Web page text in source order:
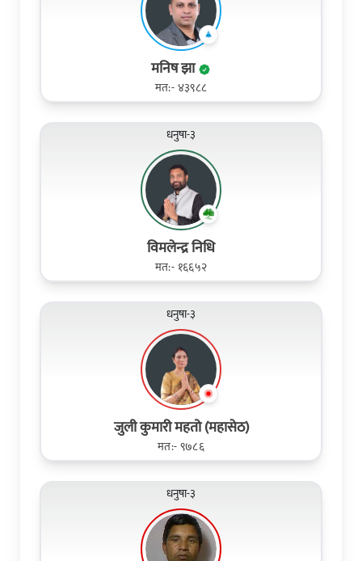
मनिष झा
मत:- ४३९८८
धनुषा-३
विमलेन्द्र निधि
मत:- १६६५२
धनुषा-३
जुली कुमारी महतो (महासेठ)
मत:- ९७८६
धनुषा-३